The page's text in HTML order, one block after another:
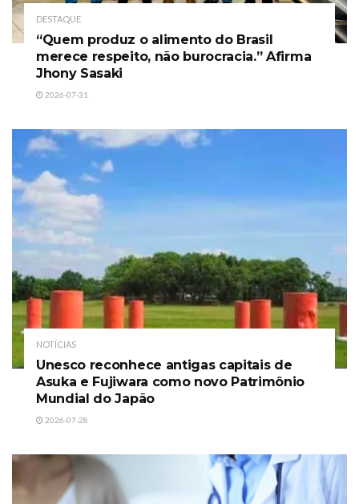
DESTAQUE
“Quem produz o alimento do Brasil
merece respeito, não burocracia.” Afirma
Jhony Sasaki
2026-07-31
NOTÍCIAS
Unesco reconhece antigas capitais de
Asuka e Fujiwara como novo Patrimônio
Mundial do Japão
2026-07-28